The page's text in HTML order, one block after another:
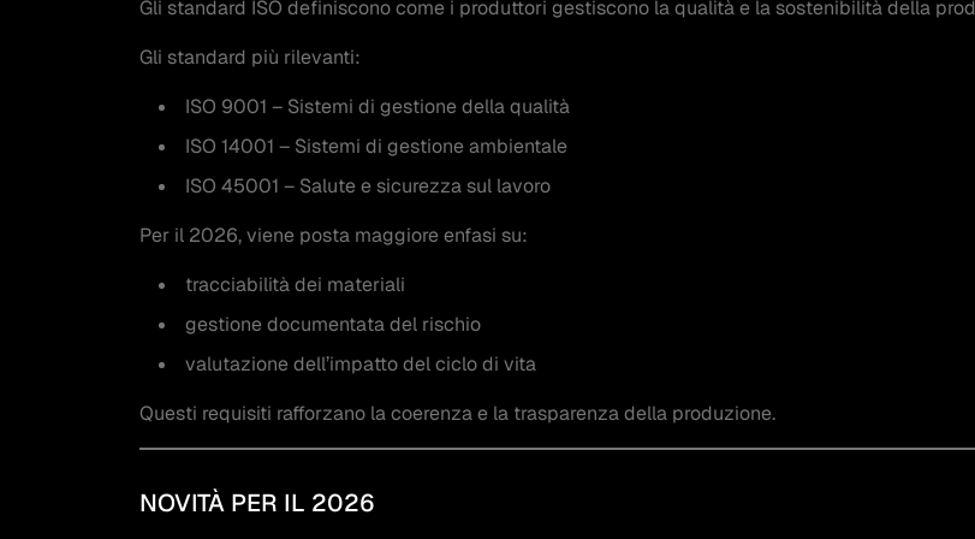
Gli standard ISO definiscono come i produttori gestiscono la qualità e la sostenibilità della
Gli standard più rilevanti:
ISO 9001 – Sistemi di gestione della qualità
ISO 14001 – Sistemi di gestione ambientale
ISO 45001 – Salute e sicurezza sul lavoro
Per il 2026, viene posta maggiore enfasi su:
tracciabilità dei materiali
gestione documentata del rischio
valutazione dell’impatto del ciclo di vita
Questi requisiti rafforzano la coerenza e la trasparenza della produzione.
NOVITÀ PER IL 2026